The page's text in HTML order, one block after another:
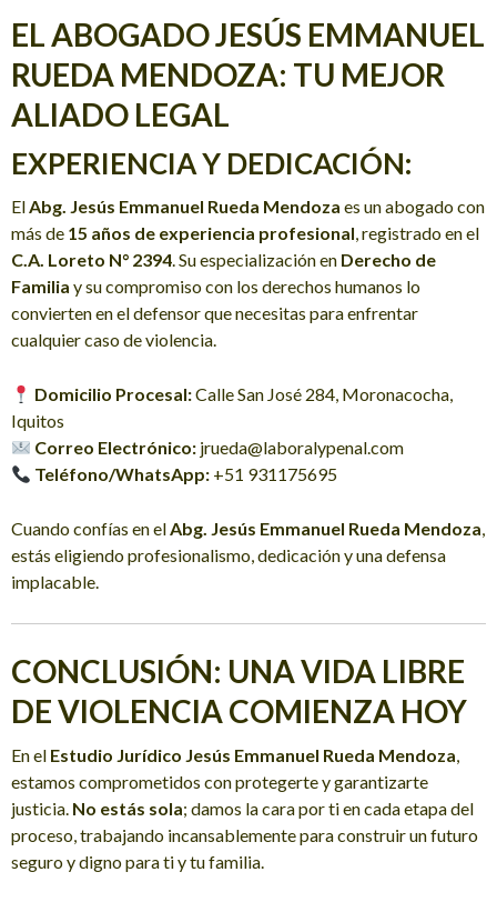
EL ABOGADO JESÚS EMMANUEL
RUEDA MENDOZA: TU MEJOR
ALIADO LEGAL
EXPERIENCIA Y DEDICACIÓN:
ElAbg. Jesús Emmanuel Rueda Mendoza es un abogado con
más de 15 años de experiencia profesional, registrado en el
C.A. Loreto N° 2394. Su especialización en Derecho de
Familia y su compromiso con los derechos humanos lo
convierten en el defensor que necesitas para enfrentar
cualquier caso de violencia.
Domicilio Procesal:Calle San José 284, Moronacocha,
Iquitos
Correo Electrónico: jrueda@laboralypenal.com
Teléfono/WhatsApp: +51 931175695
Cuando confías en elAbg. Jesús Emmanuel Rueda Mendoza,
estás eligiendo profesionalismo, dedicación y una defensa
implacable.
CONCLUSIÓN: UNA VIDA LIBRE
DE VIOLENCIA COMIENZA HOY
En el Estudio Jurídico Jesús Emmanuel Rueda Mendoza,
estamos comprometidos con protegerte y garantizarte
justicia. No estás sola; damos la cara por ti en cada etapa del
proceso, trabajando incansablemente para construir un futuro
seguro y digno para ti y tu familia.